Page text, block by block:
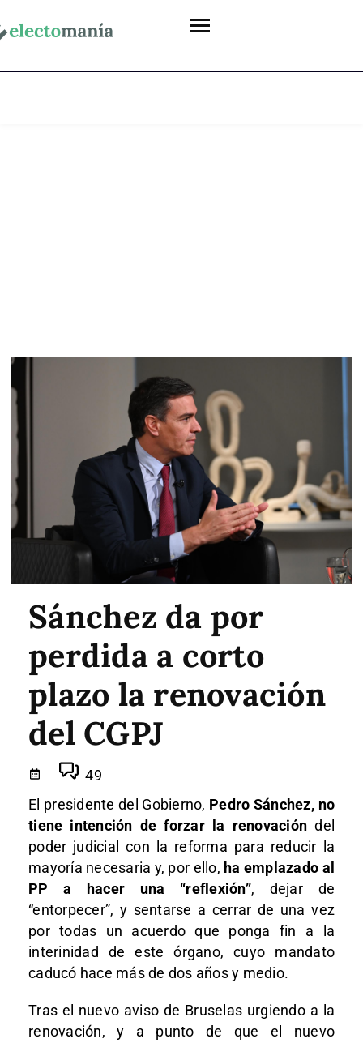
Sánchez da por
perdida a corto
plazo la renovación
del CGPJ
49
El presidente del Gobierno, Pedro Sánchez, no
tiene intención de forzar la renovación del
poder judicial con la reforma para reducir la
mayoría necesaria y, por ello, ha emplazado al
PP a hacer una “reflexión”, dejar de
“entorpecer”, y sentarse a cerrar de una vez
por todas un acuerdo que ponga fin a la
interinidad de este órgano, cuyo mandato
caducó hace más de dos años y medio.
Tras el nuevo aviso de Bruselas urgiendo a la
renovación, y a punto de que el nuevo